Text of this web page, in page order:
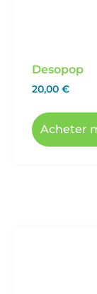
Desopop
20,00 €
Acheter